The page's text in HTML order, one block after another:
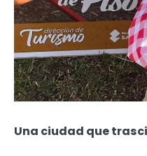
Una ciudad que